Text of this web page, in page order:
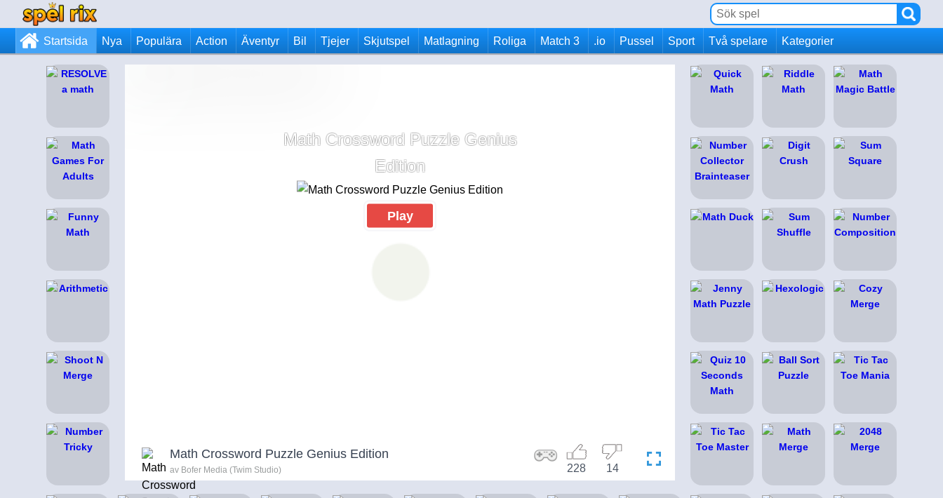
Startsida Nya Populära Action Äventyr Bil Tjejer Skjutspel Matlagning Roliga Match 3 .io Pussel Sport Två spelare Kategorier
Math Crossword Puzzle Genius
Edition
Play
Math Crossword Puzzle Genius Edition
av Bofer Media (Twim Studio) 14
228